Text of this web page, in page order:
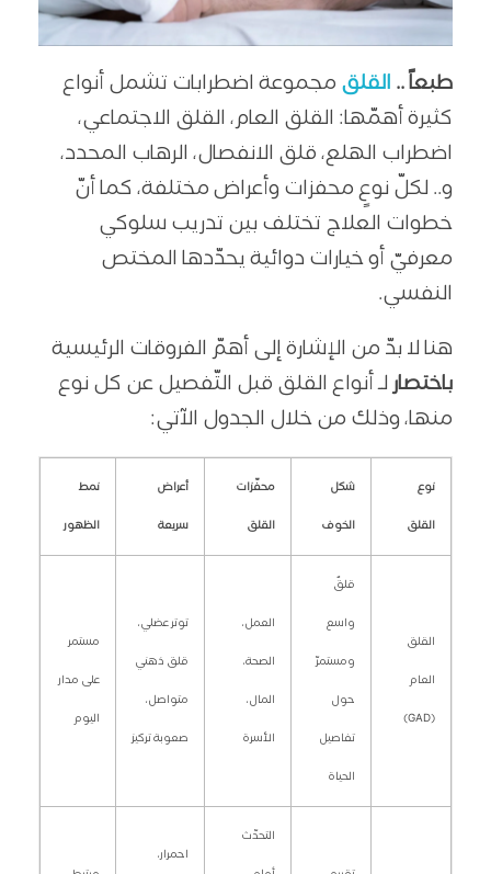
طبعاً .. القلق مجموعة اضطرابات تشمل أنواع
كثيرة أهمّها: القلق العام، القلق الاجتماعي،
اضطراب الهلع، قلق الانفصال، الرهاب المحدد،
و.. لكلّ نوعٍ محفزات وأعراض مختلفة، كما أنّ
خطوات العلاج تختلف بين تدريب سلوكي
معرفيّ أو خيارات دوائية يحدّدها المختص
النفسي.
هنا لا بدّ من الإشارة إلى أهمّ الفروقات الرئيسية
باختصار لـ أنواع القلق قبل التّفصيل عن كل نوع
منها، وذلك من خلال الجدول الآتي:
نوع
القلق
شكل
الخوف
محفّزات
القلق
أعراض
سريعة
نمط
الظهور
القلق
العام
(GAD)
قلقٌ
واسع
ومستمرّ
حول
تفاصيل
الحياة
العمل،
الصحة،
المال،
الأسرة
توتر عضلي،
قلق ذهني
متواصل،
صعوبة تركيز
مستمر
على مدار
اليوم
التحدّث
احمرار،